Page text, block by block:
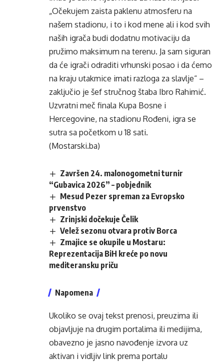
„Očekujem zaista paklenu atmosferu na
našem stadionu, i to i kod mene ali i kod svih
naših igrača budi dodatnu motivaciju da
pružimo maksimum na terenu. Ja sam siguran
da će igrači odraditi vrhunski posao i da ćemo
na kraju utakmice imati razloga za slavlje“ –
zaključio je šef stručnog štaba Ibro Rahimić.
Uzvratni meč finala Kupa Bosne i
Hercegovine, na stadionu Rođeni, igra se
sutra sa početkom u 18 sati.
(Mostarski.ba)
Završen 24. malonogometni turnir
“Gubavica 2026” – pobjednik
Mesud Pezer spreman za Evropsko
prvenstvo
Zrinjski dočekuje Čelik
Velež sezonu otvara protiv Borca
Zmajice se okupile u Mostaru:
Reprezentacija BiH kreće po novu
mediteransku priču
Napomena
Ukoliko se ovaj tekst prenosi, preuzima ili
objavljuje na drugim portalima ili medijima,
obavezno je jasno navođenje izvora uz
aktivan i vidljiv link prema portalu